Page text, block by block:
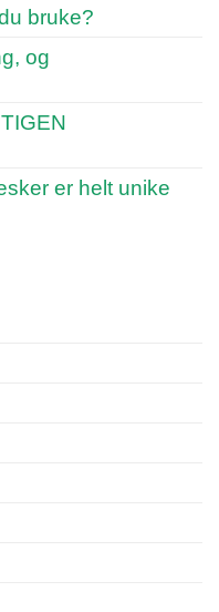
bruke?
og
er helt unike